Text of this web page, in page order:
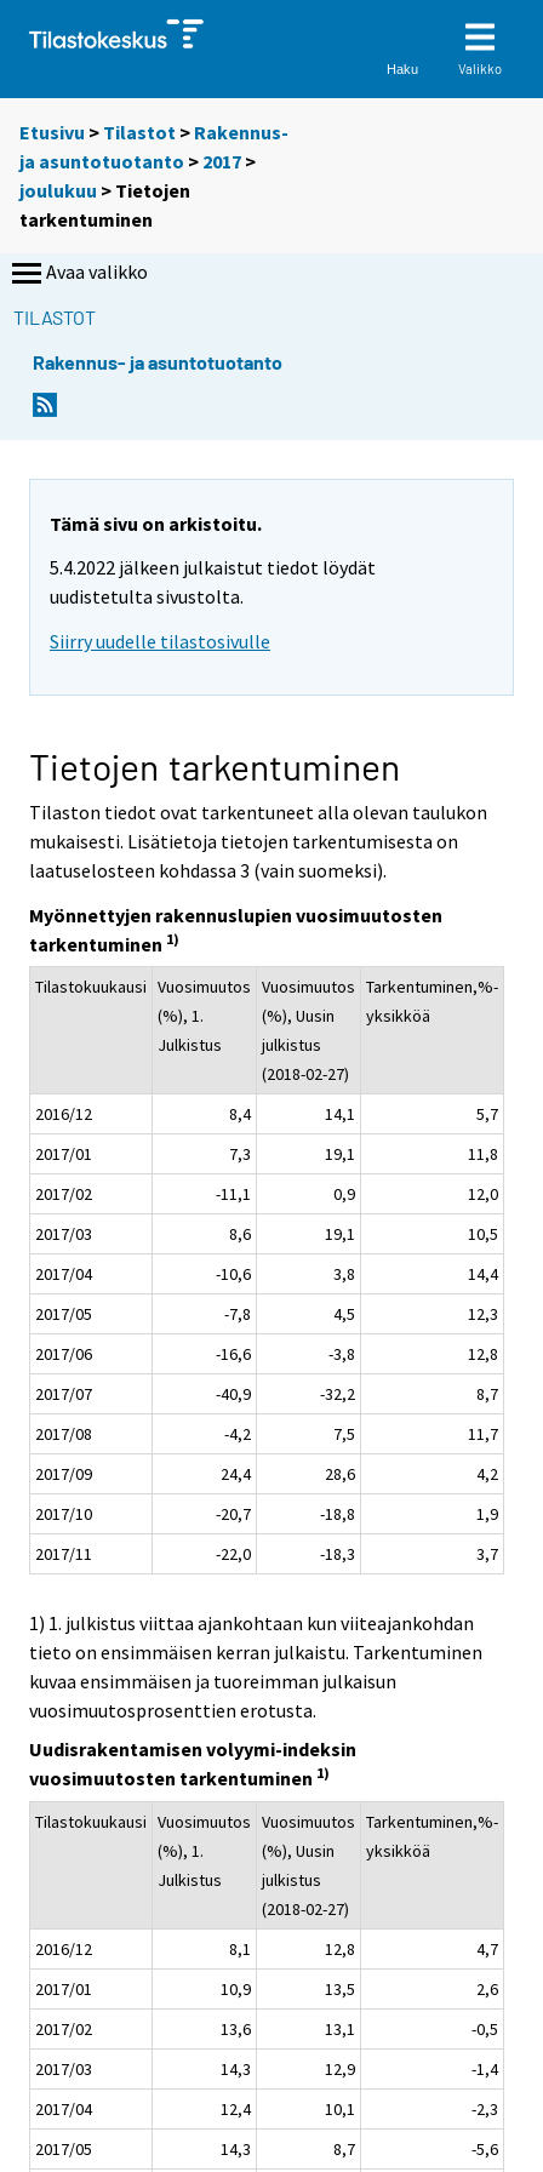
Haku Valikko
Etusivu > Tilastot > Rakennus-
ja asuntotuotanto > 2017 >
joulukuu > Tietojen
tarkentuminen
Avaa valikko
TILASTOT
Rakennus- ja asuntotuotanto
Tämä sivu on arkistoitu.
5.4.2022 jälkeen julkaistut tiedot löydät
uudistetulta sivustolta.
Siirry uudelle tilastosivulle
Tietojen tarkentuminen
Tilaston tiedot ovat tarkentuneet alla olevan taulukon
mukaisesti. Lisätietoja tietojen tarkentumisesta on
laatuselosteen kohdassa 3 (vain suomeksi).
Myönnettyjen rakennuslupien vuosimuutosten
tarkentuminen 1)
Tilastokuukausi Vuosimuutos
(%), 1.
Julkistus
Vuosimuutos
(%), Uusin
julkistus
(2018-02-27)
Tarkentuminen,%-
yksikköä
2016/12 8,4 14,1
5,7
2017/01
7,3 19,1
11,8
2017/02
-11,1 0,9
12,0
2017/03
8,6 19,1
10,5
2017/04
-10,6 3,8
14,4
2017/05
-7,8 4,5
12,3
2017/06
-16,6 -3,8
12,8
2017/07
-40,9 -32,2
8,7
2017/08
-4,2 7,5
11,7
2017/09
24,4 28,6
4,2
2017/10
-20,7 -18,8
1,9
2017/11
-22,0 -18,3 3,7
1) 1. julkistus viittaa ajankohtaan kun viiteajankohdan
tieto on ensimmäisen kerran julkaistu. Tarkentuminen
kuvaa ensimmäisen ja tuoreimman julkaisun
vuosimuutosprosenttien erotusta.
Uudisrakentamisen volyymi-indeksin
vuosimuutosten tarkentuminen 1)
Tilastokuukausi Vuosimuutos
(%), 1.
Julkistus
Vuosimuutos
(%), Uusin
julkistus
(2018-02-27)
Tarkentuminen,%-
yksikköä
2016/12 8,1 12,8
4,7
2017/01
10,9 13,5
2,6
2017/02
13,6 13,1
-0,5
2017/03
14,3 12,9
-1,4
2017/04
12,4 10,1
-2,3
2017/05
14,3 8,7 -5,6